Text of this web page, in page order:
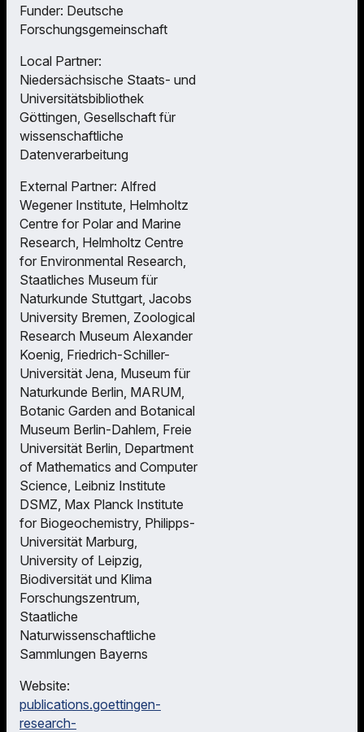
Funder: Deutsche
Forschungsgemeinschaft
Local Partner:
Niedersächsische Staats- und
Universitätsbibliothek
Göttingen, Gesellschaft für
wissenschaftliche
Datenverarbeitung
External Partner: Alfred
Wegener Institute, Helmholtz
Centre for Polar and Marine
Research, Helmholtz Centre
for Environmental Research,
Staatliches Museum für
Naturkunde Stuttgart, Jacobs
University Bremen, Zoological
Research Museum Alexander
Koenig, Friedrich-Schiller-
Universität Jena, Museum für
Naturkunde Berlin, MARUM,
Botanic Garden and Botanical
Museum Berlin-Dahlem, Freie
Universität Berlin, Department
of Mathematics and Computer
Science, Leibniz Institute
DSMZ, Max Planck Institute
for Biogeochemistry, Philipps-
Universität Marburg,
University of Leipzig,
Biodiversität und Klima
Forschungszentrum,
Staatliche
Naturwissenschaftliche
Sammlungen Bayerns
Website:
publications.goettingen-
research-